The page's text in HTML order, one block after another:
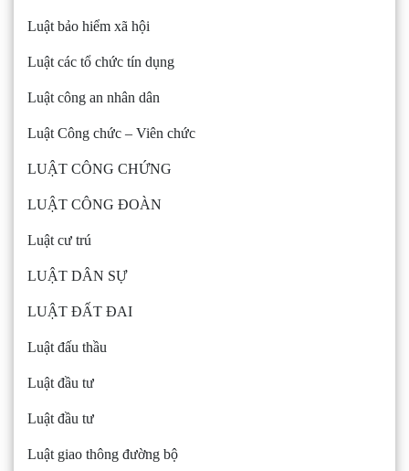
Luật bảo hiểm xã hội
Luật các tổ chức tín dụng
Luật công an nhân dân
Luật Công chức – Viên chức
LUẬT CÔNG CHỨNG
LUẬT CÔNG ĐOÀN
Luật cư trú
LUẬT DÂN SỰ
LUẬT ĐẤT ĐAI
Luật đấu thầu
Luật đầu tư
Luật đầu tư
Luật giao thông đường bộ